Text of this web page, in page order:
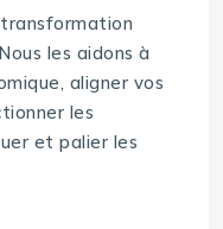
les aidons à
aligner vos
les
et palier les